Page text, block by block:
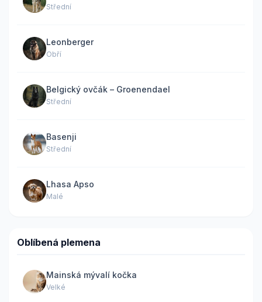
Střední
Leonberger
Obří
Belgický ovčák – Groenendael
Střední
Basenji
Střední
Lhasa Apso
Malé
Oblíbená plemena
Mainská mývalí kočka
Velké